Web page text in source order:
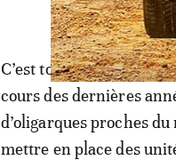
C’est tout le contraire
cours des dernières
d’oligarques proches
mettre en place des